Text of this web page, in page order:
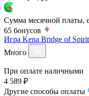
Сумма месячной платы,
65 бонусов
Игра Kena Bridge of
Много
При оплате наличными
4 589 ₽
Другие способы оплаты